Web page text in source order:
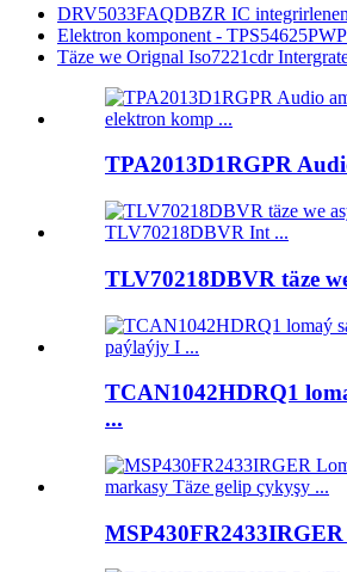
DRV5033FAQDBZR IC
Elektron komponent -
Täze we Orignal Iso7221cdr
TPA2013D1RGPR
TLV70218DBVR täze
TCAN1042HDRQ1
...